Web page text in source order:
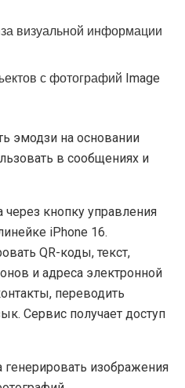
Apple не способен
вопрос, он предлагает
изображений Image
с фотографий Image
эмодзи на основании
в сообщениях и
через кнопку управления